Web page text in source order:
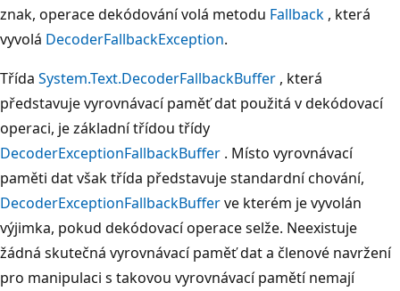
znak, operace dekódování volá metodu Fallback , která
vyvolá DecoderFallbackException.
Třída System.Text.DecoderFallbackBuffer , která
představuje vyrovnávací paměť dat použitá v dekódovací
operaci, je základní třídou třídy
DecoderExceptionFallbackBuffer . Místo vyrovnávací
paměti dat však třída představuje standardní chování,
DecoderExceptionFallbackBufferve kterém je vyvolán
výjimka, pokud dekódovací operace selže. Neexistuje
žádná skutečná vyrovnávací paměť dat a členové navržení
pro manipulaci s takovou vyrovnávací pamětí nemají